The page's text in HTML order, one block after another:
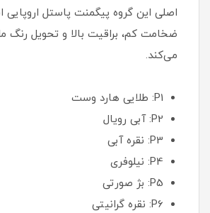
اصلی این گروه پیگمنت پاستل
ضخامت کم، براقیت بالا و تحویل رنگ
می‌کند.
P1: طلایی هارد وست
P2: آبی رویال
P3: نقره آبی
P4: نیلوفری
P5: بژ صورتی
P6: نقره گرانیتی